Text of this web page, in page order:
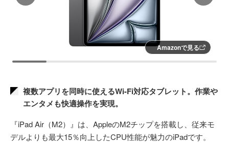
Amazonで見る
複数アプリを同時に使えるWi-Fi対応タブレット。作業や
エンタメも快適操作を実現。
『iPad Air（M2）』は、AppleのM2チップを搭載し、従来モ
デルよりも最大15％向上したCPU性能が魅力のiPadです。